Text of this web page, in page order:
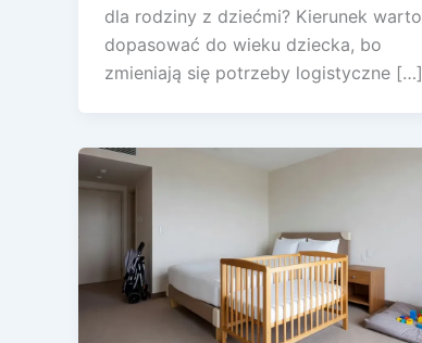
dla rodziny z dziećmi? Kierunek warto
dopasować do wieku dziecka, bo
zmieniają się potrzeby logistyczne […]